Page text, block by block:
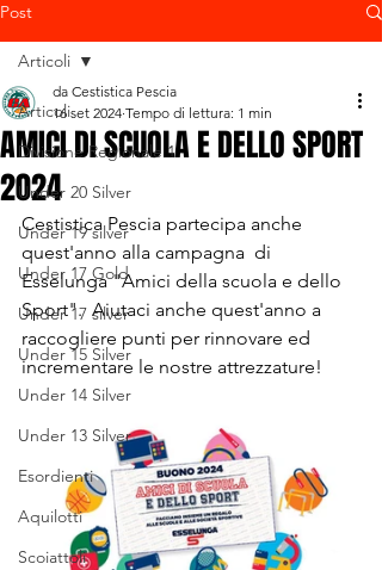
Post
Articoli
Divisione Regionale 1
Under 20 Silver
Under 19 silver
Under 17 Gold
Under 17 silver
Under 15 Silver
Under 14 Silver
Under 13 Silver
Esordienti
Aquilotti
Scoiattoli
Articoli
AMICI DI SCUOLA E DELLO SPORT
2024
da Cestistica Pescia
16 set 2024 Tempo di lettura: 1 min
Cestistica Pescia partecipa anche
quest'anno alla campagna  di
Esselunga "Amici della scuola e dello
Sport".  Aiutaci anche quest'anno a
raccogliere punti per rinnovare ed
incrementare le nostre attrezzature!